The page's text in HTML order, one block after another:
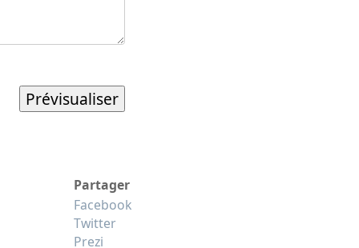
Partager
Facebook
Twitter
Prezi